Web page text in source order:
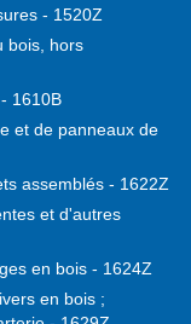
- 1520Z
bois, hors
1610B
et de panneaux de
assemblés - 1622Z
et d'autres
en bois - 1624Z
en bois ;